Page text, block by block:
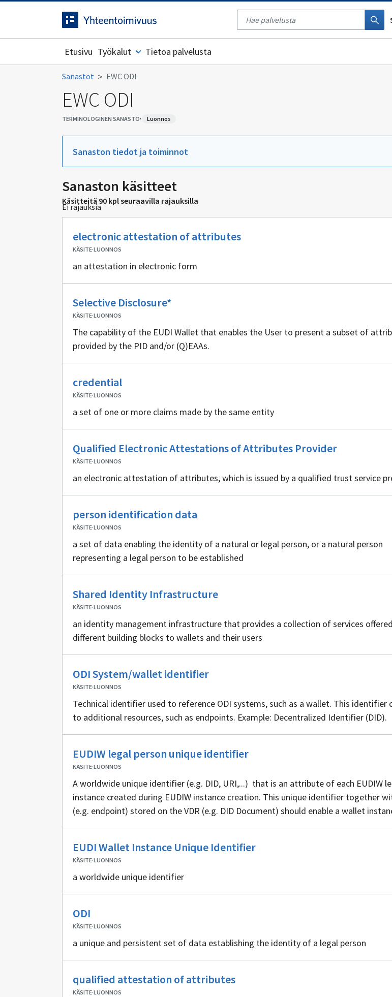
Siirrytty
Etusivu Työkalut Tietoa palvelusta
Sanastot EWC ODI
EWC ODI
TERMINOLOGINEN SANASTO· luonnos
Sanaston tiedot ja toiminnot
Sanaston käsitteet
Käsitteitä 90 kpl seuraavilla rajauksilla
Ei rajauksia
electronic attestation of attributesEi
sisällöntuottajia
KÄSITE·LUONNOS
an attestation in electronic form
Selective Disclosure*
KÄSITE·LUONNOS
The capability of the EUDI Wallet that enables the User to present a subset of
provided by the PID and/or (Q)EAAs.
credential
sisällöntuottajia
KÄSITE·LUONNOS
a set of one or more claims made by the same entity
Qualified Electronic Attestations of Attributes ProviderEi
KÄSITE·LUONNOS
an electronic attestation of attributes, which is issued by a qualified trust service
person identification data
KÄSITE·LUONNOS
a set of data enabling the identity of a natural or legal person, or a natural person
representing a legal person to be established
Shared Identity InfrastructureEi
KÄSITE·LUONNOS
an identity management infrastructure that provides a collection of services
different building blocks to wallets and their users
ODI System/wallet identifierEi
KÄSITE·LUONNOS
Technical identifier used to reference ODI systems, such as a wallet. This identifier
to additional resources, such as endpoints. Example: Decentralized Identifier (DID).
EUDIW legal person unique identifierEi
KÄSITE·LUONNOS
A worldwide unique identifier (e.g. DID, URI,...) that is an attribute of each EUDIW
instance created during EUDIW instance creation. This unique identifier together
(e.g. endpoint) stored on the VDR (e.g. DID Document) should enable a wallet
EUDI Wallet Instance Unique IdentifierEi
KÄSITE·LUONNOS
a worldwide unique identifier
ODI
sisällöntuottajia
KÄSITE·LUONNOS
a unique and persistent set of data establishing the identity of a legal person
qualified attestation of attributesEi
sisällöntuottajia
KÄSITE·LUONNOS